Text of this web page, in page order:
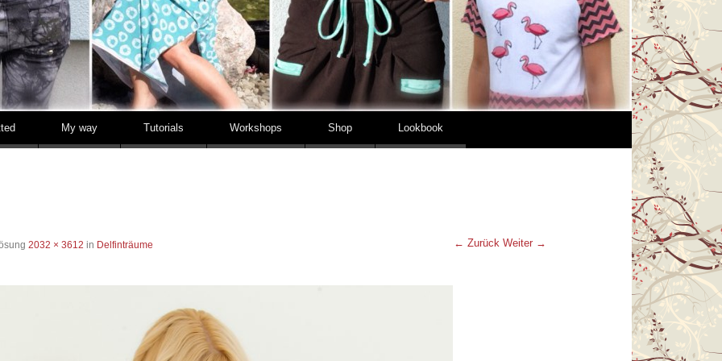
My way Tutorials Workshops Shop Lookbook
2032 × 3612 in Delfinträume ← Zurück Weiter →